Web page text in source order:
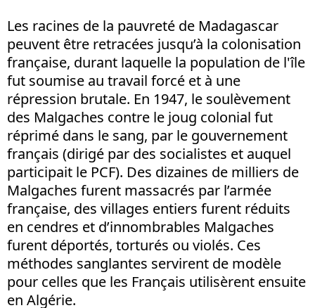
Les racines de la pauvreté de Madagascar
peuvent être retracées jusqu’à la colonisation
française, durant laquelle la population de l'île
fut soumise au travail forcé et à une
répression brutale. En 1947, le soulèvement
des Malgaches contre le joug colonial fut
réprimé dans le sang, par le gouvernement
français (dirigé par des socialistes et auquel
participait le PCF). Des dizaines de milliers de
Malgaches furent massacrés par l’armée
française, des villages entiers furent réduits
en cendres et d’innombrables Malgaches
furent déportés, torturés ou violés. Ces
méthodes sanglantes servirent de modèle
pour celles que les Français utilisèrent ensuite
en Algérie.